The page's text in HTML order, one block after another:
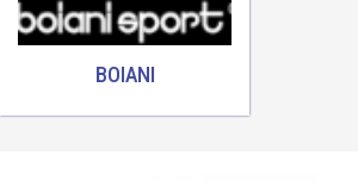
BOIANI